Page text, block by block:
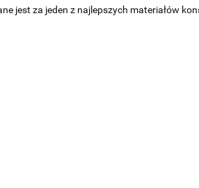
jest za jeden z najlepszych materiałów